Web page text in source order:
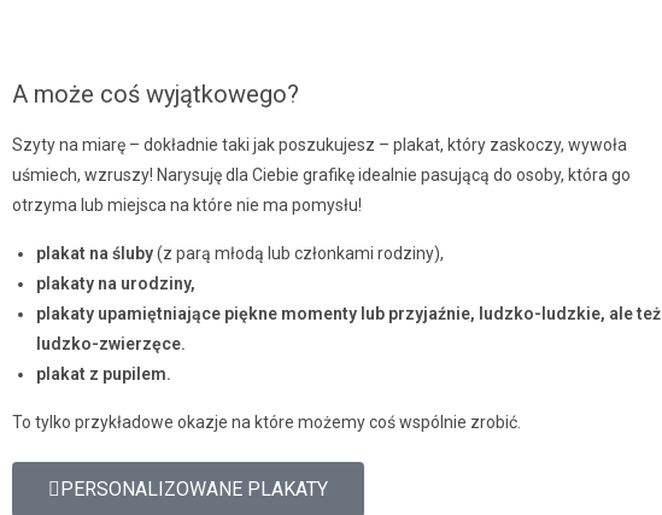
A może coś wyjątkowego?
Szyty na miarę – dokładnie taki jak poszukujesz – plakat, który zaskoczy, wywoła
uśmiech, wzruszy! Narysuję dla Ciebie grafikę idealnie pasującą do osoby, która go
otrzyma lub miejsca na które nie ma pomysłu!
plakat na śluby(z parą młodą lub członkami rodziny),
plakaty na urodziny,
plakaty upamiętniające piękne momenty lub przyjaźnie, ludzko-ludzkie, ale też
ludzko-zwierzęce.
plakat z pupilem.
To tylko przykładowe okazje na które możemy coś wspólnie zrobić.
PERSONALIZOWANE PLAKATY